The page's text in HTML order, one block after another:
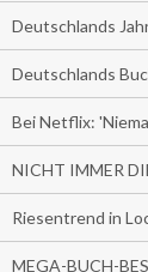
Deutschlands
Deutschlands
Bei Netflix:
NICHT IMMER
Riesentrend in
MEGA-BUCH-